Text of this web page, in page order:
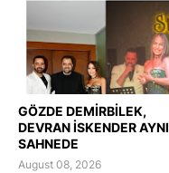
GÖZDE DEMİRBİLEK,
DEVRAN İSKENDER AYNI
SAHNEDE
August 08, 2026